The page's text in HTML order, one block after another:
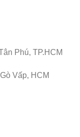
Phú, TP.HCM
Vấp, HCM